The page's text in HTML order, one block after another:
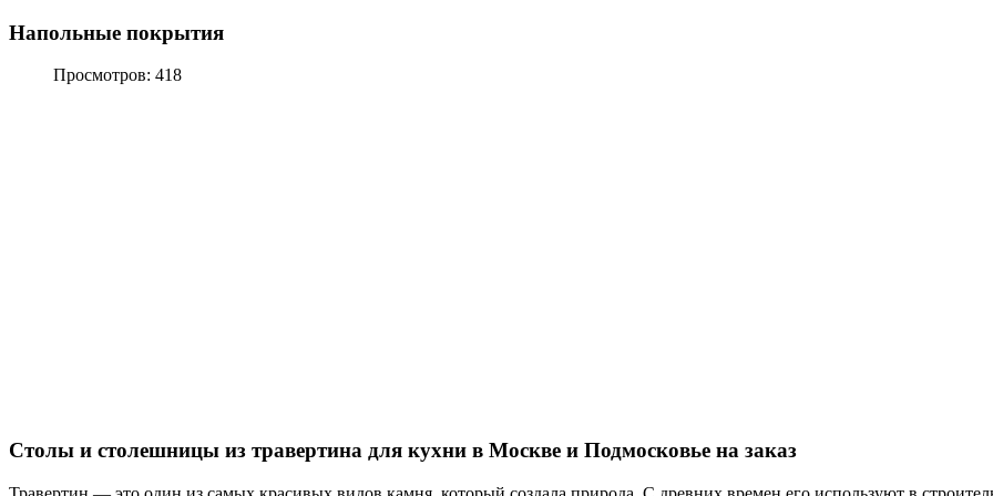
Напольные покрытия
Просмотров: 418
Столы и столешницы из травертина для кухни в Москве и Подмосковье на заказ